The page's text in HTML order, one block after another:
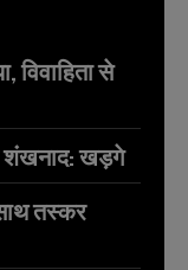
विवाहिता से
शंखनाद: खड़गे
तस्कर